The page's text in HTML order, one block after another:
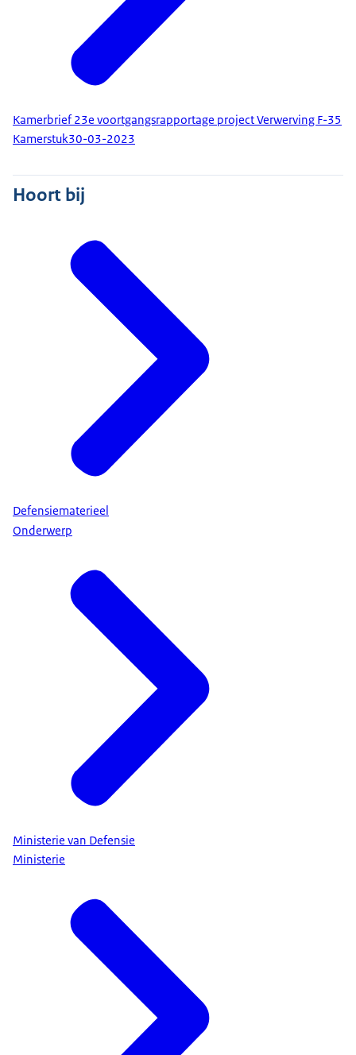
Kamerbrief 23e voortgangsrapportage project Verwerving F-35
Kamerstuk30-03-2023
Hoort bij
Defensiematerieel
Onderwerp
Ministerie van Defensie
Ministerie